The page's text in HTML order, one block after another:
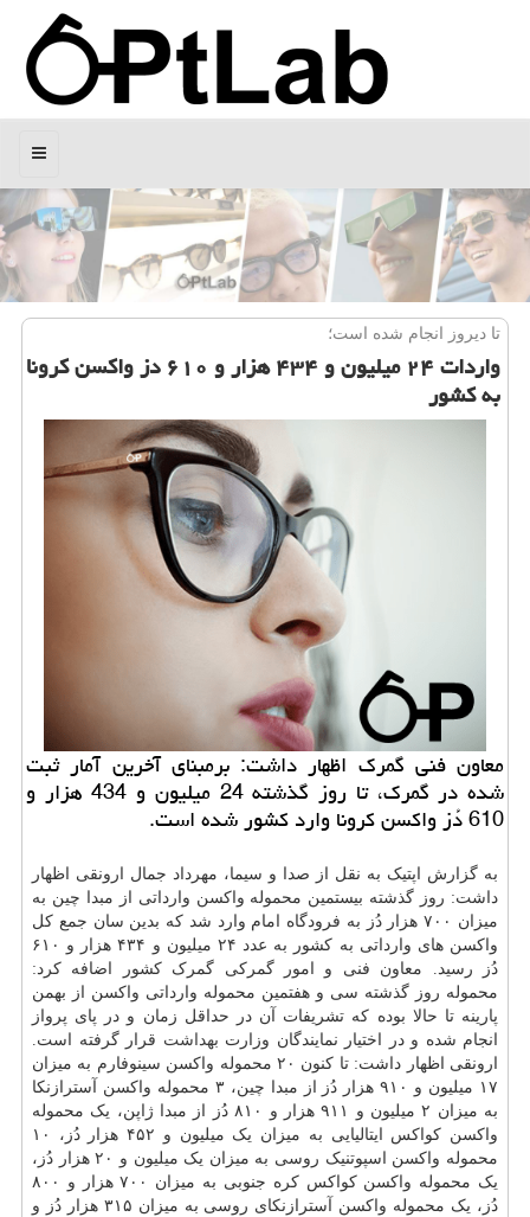
منو
تا دیروز انجام شده است؛
واردات ۲۴ میلیون و ۴۳۴ هزار و ۶۱۰ دز واکسن کرونا
به کشور
معاون فنی گمرک اظهار داشت: برمبنای آخرین آمار ثبت
شده در گمرک، تا روز گذشته 24 میلیون و 434 هزار و
610 دُز واکسن کرونا وارد کشور شده است.
به گزارش اپتیک به نقل از صدا و سیما، مهرداد جمال ارونقی اظهار
داشت: روز گذشته بیستمین محموله واکسن وارداتی از مبدا چین به
میزان ۷۰۰ هزار دُز به فرودگاه امام وارد شد که بدین سان جمع کل
واکسن های وارداتی به کشور به عدد ۲۴ میلیون و ۴۳۴ هزار و ۶۱۰
دُز رسید. معاون فنی و امور گمرکی گمرک کشور اضافه کرد:
محموله روز گذشته سی و هفتمین محموله وارداتی واکسن از بهمن
پارینه تا حالا بوده که تشریفات آن در حداقل زمان و در پای پرواز
انجام شده و در اختیار نمایندگان وزارت بهداشت قرار گرفته است.
ارونقی اظهار داشت: تا کنون ۲۰ محموله واکسن سینوفارم به میزان
۱۷ میلیون و ۹۱۰ هزار دُز از مبدا چین، ۳ محموله واکسن آسترازنکا
به میزان ۲ میلیون و ۹۱۱ هزار و ۸۱۰ دُز از مبدا ژاپن، یک محموله
واکسن کواکس ایتالیایی به میزان یک میلیون و ۴۵۲ هزار دُز، ۱۰
محموله واکسن اسپوتنیک روسی به میزان یک میلیون و ۲۰ هزار دُز،
یک محموله واکسن کواکس کره جنوبی به میزان ۷۰۰ هزار و ۸۰۰
دُز، یک محموله واکسن آسترازنکای روسی به میزان ۳۱۵ هزار دُز و